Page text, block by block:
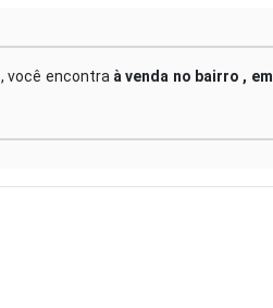
, você encontra à venda no bairro , em